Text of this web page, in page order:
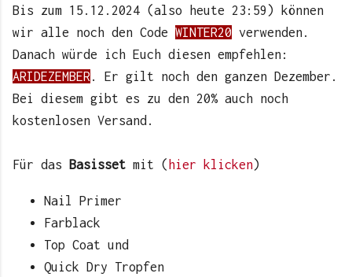
Bis zum 15.12.2024 (also heute 23:59) können
wir alle noch den Code WINTER20 verwenden.
Danach würde ich Euch diesen empfehlen:
ARIDEZEMBER . Er gilt noch den ganzen Dezember.
Bei diesem gibt es zu den 20% auch noch
kostenlosen Versand.
Für das Basisset mit ( hier klicken)
Nail Primer
Farblack
Top Coat und
Quick Dry Tropfen